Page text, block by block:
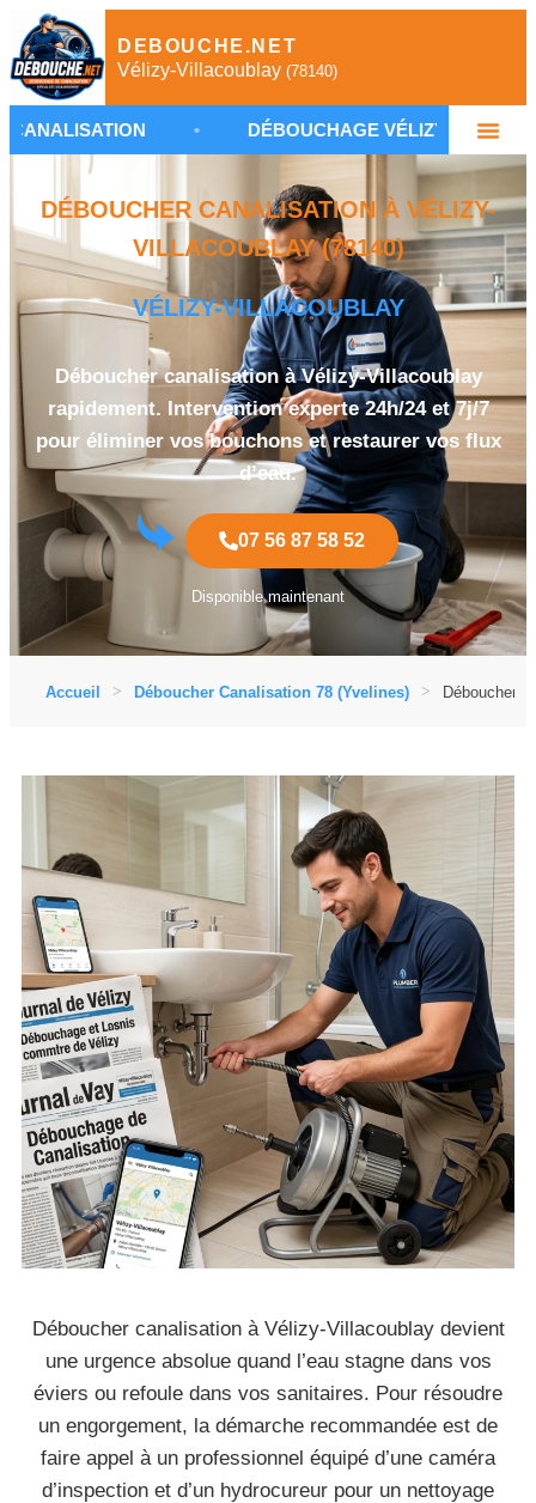
DEBOUCHE.NET
Vélizy-Villacoublay (78140)
• DÉBOUCHAGE VÉLIZY-VILLACOUBLAY
DÉBOUCHER CANALISATION À VÉLIZY-
VILLACOUBLAY (78140)
VÉLIZY-VILLACOUBLAY
Déboucher canalisation à Vélizy-Villacoublay
rapidement. Intervention experte 24h/24 et 7j/7
pour éliminer vos bouchons et restaurer vos flux
d’eau.
07 56 87 58 52
Disponible maintenant
Accueil Déboucher Canalisation 78 (Yvelines) Déboucher
Déboucher canalisation à Vélizy-Villacoublay devient
une urgence absolue quand l’eau stagne dans vos
éviers ou refoule dans vos sanitaires. Pour résoudre
un engorgement, la démarche recommandée est de
faire appel à un professionnel équipé d’une caméra
d’inspection et d’un hydrocureur pour un nettoyage